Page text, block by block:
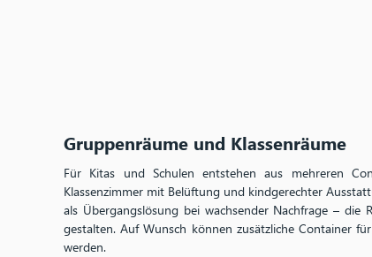
Gruppenräume und Klassenräume
Für Kitas und Schulen entstehen aus mehreren
Klassenzimmer mit Belüftung und kindgerechter
als Übergangslösung bei wachsender Nachfrage –
gestalten. Auf Wunsch können zusätzliche Container
werden.